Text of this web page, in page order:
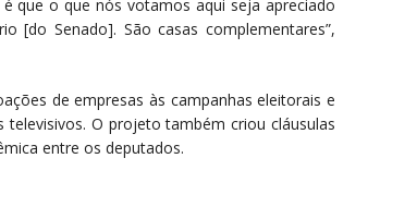
que o que nós votamos aqui seja apreciado
[do Senado]. São casas complementares”,
de empresas às campanhas eleitorais e
O projeto também criou cláusulas
entre os deputados.